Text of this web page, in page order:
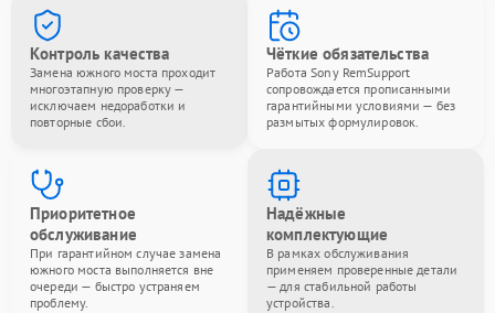
Контроль качества
Замена южного моста проходит
многоэтапную проверку —
исключаем недоработки и
повторные сбои.
Чёткие обязательства
Работа Sony RemSupport
сопровождается прописанными
гарантийными условиями — без
размытых формулировок.
Приоритетное
обслуживание
При гарантийном случае замена
южного моста выполняется вне
очереди — быстро устраняем
проблему.
Надёжные
комплектующие
В рамках обслуживания
применяем проверенные детали
— для стабильной работы
устройства.